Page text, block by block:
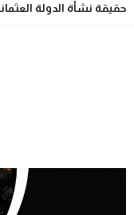
حقيقة نشأة الدولة